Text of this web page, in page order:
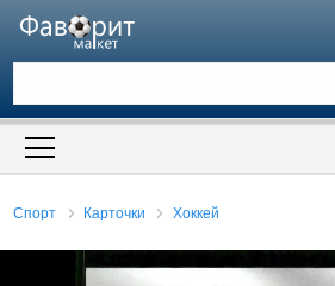
Искать также в описании
Спорт Карточки Хоккей